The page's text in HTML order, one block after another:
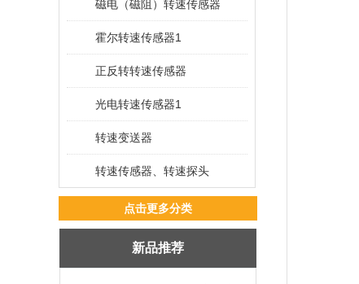
磁电（磁阻）转速传感器
霍尔转速传感器1
正反转转速传感器
光电转速传感器1
转速变送器
转速传感器、转速探头
点击更多分类
新品推荐